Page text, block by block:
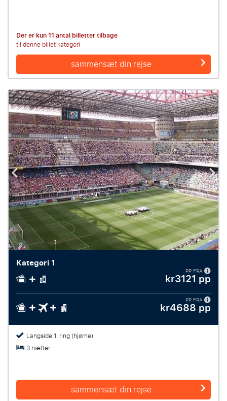
Der er kun 11 antal billetter tilbage
til denne billet kategori
sammensæt din rejse
Kategori 1
PP FRA
kr3121 pp
PP FRA
kr4688 pp
Langside 1. ring (hjørne)
3 nætter
sammensæt din rejse